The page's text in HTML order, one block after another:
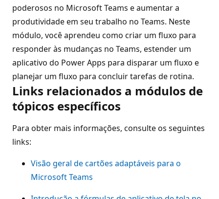
poderosos no Microsoft Teams e aumentar a
produtividade em seu trabalho no Teams. Neste
módulo, você aprendeu como criar um fluxo para
responder às mudanças no Teams, estender um
aplicativo do Power Apps para disparar um fluxo e
planejar um fluxo para concluir tarefas de rotina.
Links relacionados a módulos de
tópicos específicos
Para obter mais informações, consulte os seguintes
links:
Visão geral de cartões adaptáveis para o
Microsoft Teams